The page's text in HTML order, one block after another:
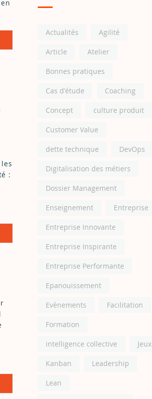
:
Actualités Agilité
Article Atelier
Bonnes pratiques
Cas d'étude Coaching
Concept culture produit
Customer Value
dette technique DevOps
Digitalisation des métiers
Dossier Management
Enseignement Entreprise
Entreprise Innovante
Entreprise Inspirante
Entreprise Performante
Epanouissement
Evènements Facilitation
Formation
intelligence collective Jeux
Kanban Leadership
Lean